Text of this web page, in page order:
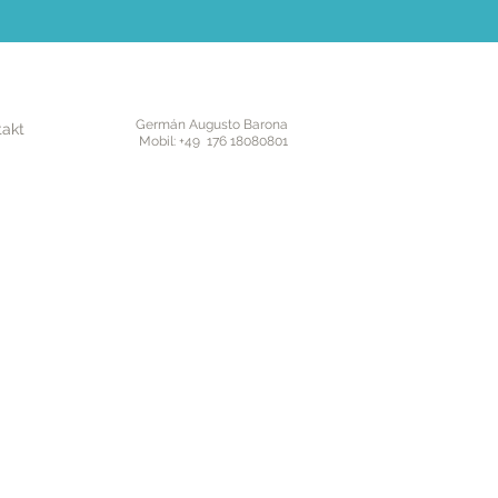
Germán Augusto Barona
Mobil: +49 176 18080801